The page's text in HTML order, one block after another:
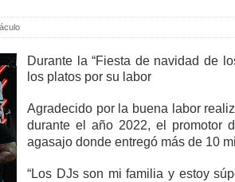
Durante la “Fiesta de navidad de
los platos por su labor
Agradecido por la buena labor
durante el año 2022, el promotor
agasajo donde entregó más de 10
“Los DJs son mi familia y estoy